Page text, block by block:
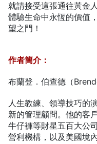
就請接受這張通往黃金
體驗生命中永恆的價值
望之門！
作者簡介：
布蘭登．伯查德（
人生教練、領導技巧的
新的管理顧問。他的客
牛仔褲等財星五百大公
營利機構，以及美國境